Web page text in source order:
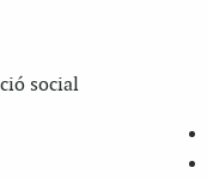
social